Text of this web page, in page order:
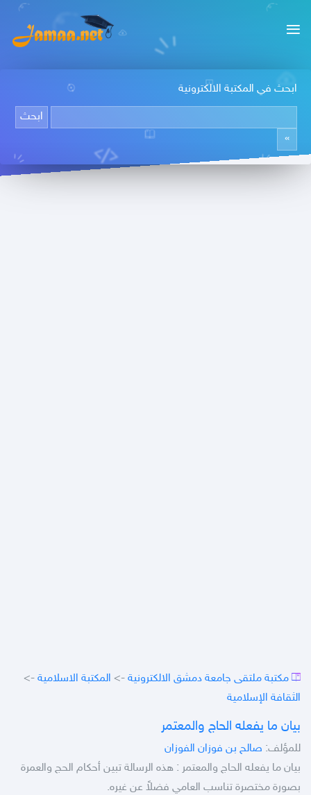
ابحث في المكتبة الالكترونية
مكتبة ملتقى جامعة دمشق الالكترونية -> المكتبة الاسلامية ->
الثقافة الإسلامية
بيان ما يفعله الحاج والمعتمر
للمؤلف: صالح بن فوزان الفوزان
بيان ما يفعله الحاج والمعتمر : هذه الرسالة تبين أحكام الحج والعمرة
بصورة مختصرة تناسب العامي فضلاً عن غيره.